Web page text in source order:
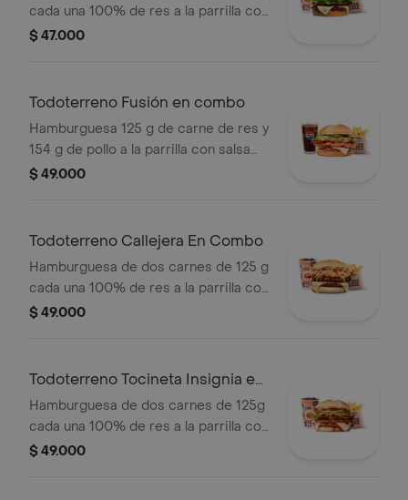
cada una 100% de res a la parrilla con
salsa bbq, queso mozzarella, lechuga,
$ 47.000
Todoterreno Fusión en combo
Hamburguesa 125 g de carne de res y
154 g de pollo a la parrilla con salsa
BBQ, tocineta, queso mozzarella,
medianas (Corral o cascos) + bebida
$ 49.000
Todoterreno Callejera En Combo
Hamburguesa de dos carnes de 125 g
cada una 100% de res a la parrilla con
salsa bbq, tocineta, queso mozzarella,
$ 49.000
Todoterreno Tocineta Insignia en
combo
Hamburguesa de dos carnes de 125g
cada una 100% de res a la parrilla con
salsa BBQ, tocineta, queso
$ 49.000